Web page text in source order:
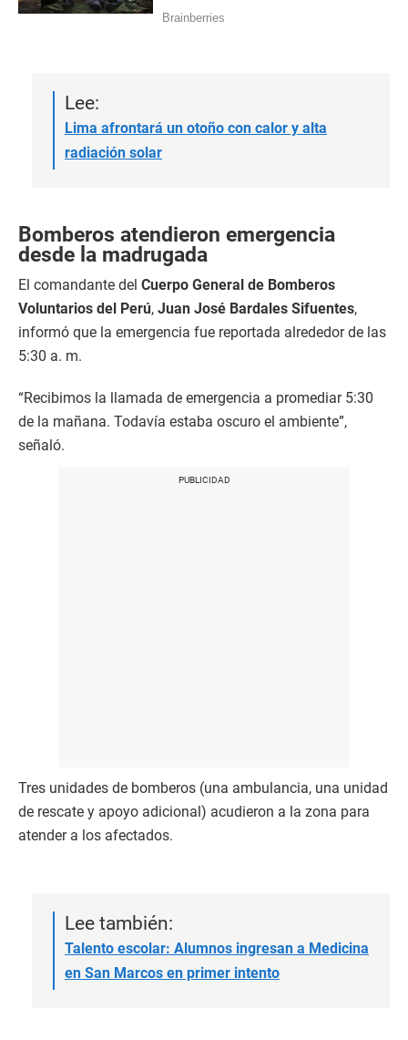
Lee:
Lima afrontará un otoño con calor y alta
radiación solar
Bomberos atendieron emergencia
desde la madrugada
El comandante del Cuerpo General de Bomberos
Voluntarios del Perú, Juan José Bardales Sifuentes,
informó que la emergencia fue reportada alrededor de las
5:30 a. m.
“Recibimos la llamada de emergencia a promediar 5:30
de la mañana. Todavía estaba oscuro el ambiente”,
señaló.
Tres unidades de bomberos (una ambulancia, una unidad
de rescate y apoyo adicional) acudieron a la zona para
atender a los afectados.
Lee también:
Talento escolar: Alumnos ingresan a Medicina
en San Marcos en primer intento